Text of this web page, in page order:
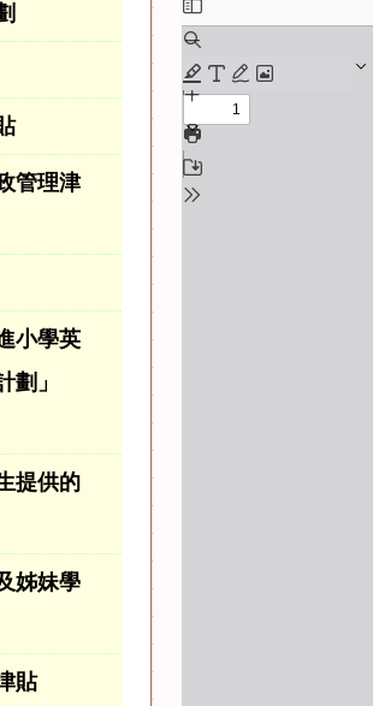
管理津
小學英
劃」
提供的
姊妹學
貼